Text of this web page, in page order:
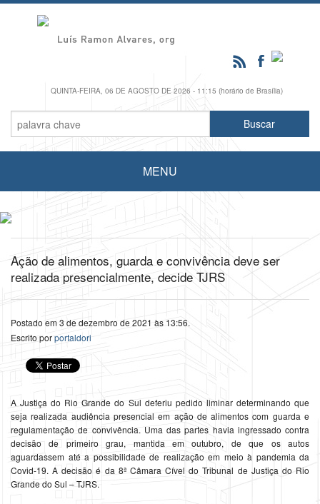
QUINTA-FEIRA, 06 DE AGOSTO DE 2026 - 11:15 (horário de Brasília)
MENU
Ação de alimentos, guarda e convivência deve ser
realizada presencialmente, decide TJRS
Postado em 3 de dezembro de 2021 às 13:56.
Escrito porportaldori
A Justiça do Rio Grande do Sul deferiu pedido liminar determinando que
seja realizada audiência presencial em ação de alimentos com guarda e
regulamentação de convivência. Uma das partes havia ingressado contra
decisão de primeiro grau, mantida em outubro, de que os autos
aguardassem até a possibilidade de realização em meio à pandemia da
Covid-19. A decisão é da 8ª Câmara Cível do Tribunal de Justiça do Rio
Grande do Sul – TJRS.